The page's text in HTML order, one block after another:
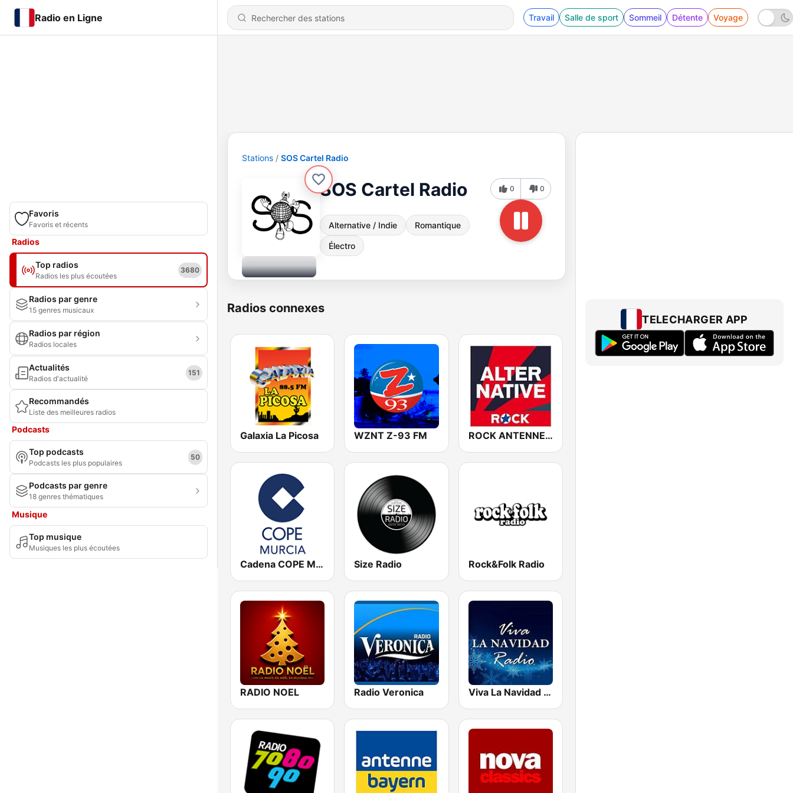
Radio en Ligne Travail Salle de sport Sommeil Détente Voyage
Favoris
Favoris et récents
Radios
Top radios
Radios les plus écoutées
3680
Radios par genre
15 genres musicaux
Radios par région
Radios locales
Actualités
Radios d'actualité
151
Recommandés
Liste des meilleures radios
Podcasts
Top podcasts
Podcasts les plus populaires
50
Podcasts par genre
18 genres thématiques
Musique
Top musique
Musiques les plus écoutées
Stations SOS Cartel Radio
SOS Cartel Radio
Alternative / Indie Romantique
Électro
0 0
Radios connexes
Galaxia La Picosa WZNT Z-93 FM ROCK ANTENNE Alternative
Cadena COPE Murcia Size Radio Rock&Folk Radio
RADIO NOEL Radio Veronica Viva La Navidad Radio
TELECHARGER APP